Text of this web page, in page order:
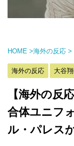
HOME >海外の反応 >
海外の反応 大谷
【海外の反
合体ユニフ
ル・パレス